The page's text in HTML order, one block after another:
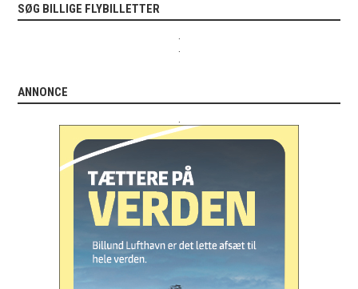
SØG BILLIGE FLYBILLETTER
ANNONCE